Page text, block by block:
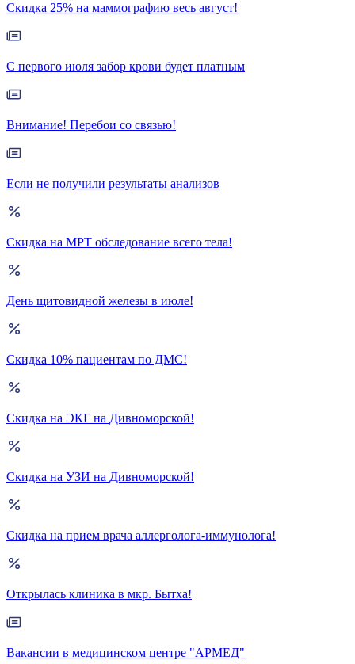
Скидка 25% на маммографию весь август!
С первого июля забор крови будет платным
Внимание! Перебои со связью!
Если не получили результаты анализов
Скидка на МРТ обследование всего тела!
День щитовидной железы в июле!
Скидка 10% пациентам по ДМС!
Скидка на ЭКГ на Дивноморской!
Скидка на УЗИ на Дивноморской!
Скидка на прием врача аллерголога-иммунолога!
Открылась клиника в мкр. Бытха!
Вакансии в медицинском центре "АРМЕД"